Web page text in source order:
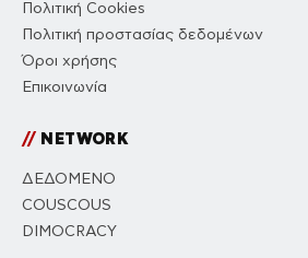
Πολιτική Cookies
Πολιτική προστασίας δεδομένων
Όροι χρήσης
Επικοινωνία
//NETWORK
ΔΕΔΟΜΕΝΟ
COUSCOUS
DIMOCRACY